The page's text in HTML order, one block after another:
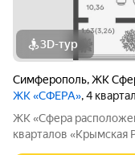
3D-тур
Симферополь,ЖК
ЖК «СФЕРА», 4
ЖК «Сфера
кварталов «Крымская Роза» района, который